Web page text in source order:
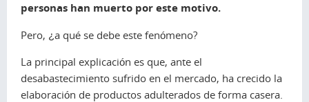
personas han muerto por este motivo.
Pero, ¿a qué se debe este fenómeno?
La principal explicación es que, ante el
desabastecimiento sufrido en el mercado, ha crecido la
elaboración de productos adulterados de forma casera.